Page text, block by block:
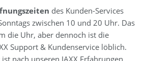
des Kunden-Services
zwischen 10 und 20 Uhr. Das
die Uhr, aber dennoch ist die
Support & Kundenservice löblich.
nach unseren JAXX Erfahrungen